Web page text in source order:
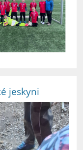
jeskyni